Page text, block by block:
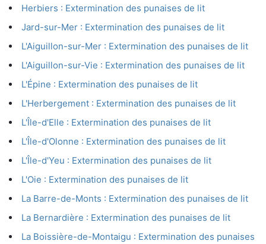
Herbiers : Extermination des punaises de lit
Jard-sur-Mer : Extermination des punaises de lit
L'Aiguillon-sur-Mer : Extermination des punaises de lit
L'Aiguillon-sur-Vie : Extermination des punaises de lit
L'Épine : Extermination des punaises de lit
L'Herbergement : Extermination des punaises de lit
L'Île-d'Elle : Extermination des punaises de lit
L'Île-d'Olonne : Extermination des punaises de lit
L'Île-d'Yeu : Extermination des punaises de lit
L'Oie : Extermination des punaises de lit
La Barre-de-Monts : Extermination des punaises de lit
La Bernardière : Extermination des punaises de lit
La Boissière-de-Montaigu : Extermination des punaises